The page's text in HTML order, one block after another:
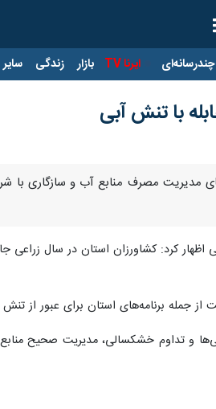
چندرسانه‌ای ایرنا TV بازار زندگی سایر